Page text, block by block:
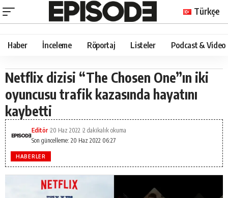
Türkçe
Haber İnceleme Röportaj Listeler Podcast & Video
Netflix dizisi “The Chosen One”ın iki
oyuncusu trafik kazasında hayatını
kaybetti
Son güncelleme: 20 Haz 2022 06:27
Editör 20 Haz 2022 2 dakikalık okuma
HABERLER